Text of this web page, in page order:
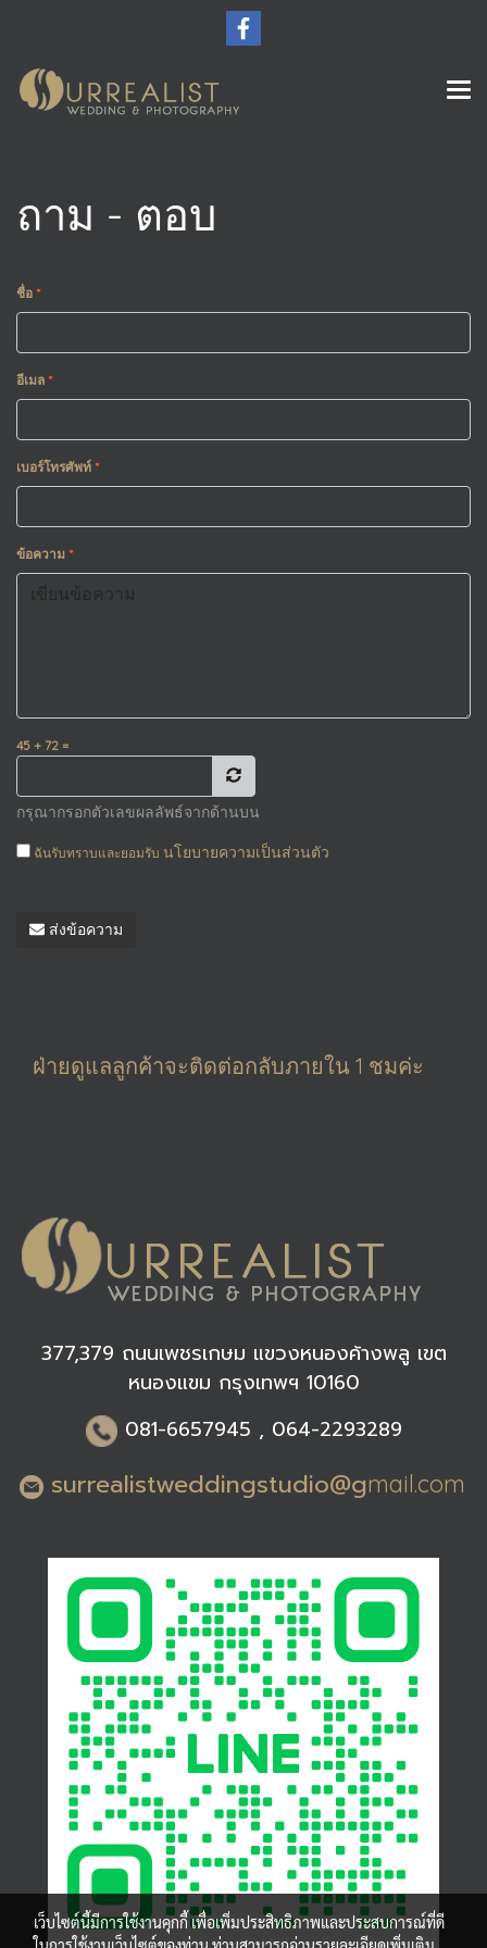
ถาม - ตอบ
ชื่อ *
อีเมล *
เบอร์โทรศัพท์ *
ข้อความ *
45 + 72 =
กรุณากรอกตัวเลขผลลัพธ์จากด้านบน
ฉันรับทราบและยอมรับ นโยบายความเป็นส่วนตัว
ส่งข้อความ
ฝ่ายดูแลลูกค้าจะติดต่อกลับภายใน 1 ชมค่ะ
377,379 ถนนเพชรเกษม แขวงหนองค้างพลู เขต
หนองแขม กรุงเทพฯ 10160
081-6657945 , 064-2293289
surrealistweddingstudio@gmail.com
เว็บไซต์นี้มีการใช้งานคุกกี้ เพื่อเพิ่มประสิทธิภาพและประสบการณ์ที่ดี